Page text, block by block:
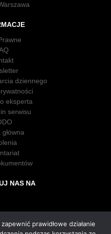
dziennego
eksperta
serwisu
NAS NA
prawidłowe działanie